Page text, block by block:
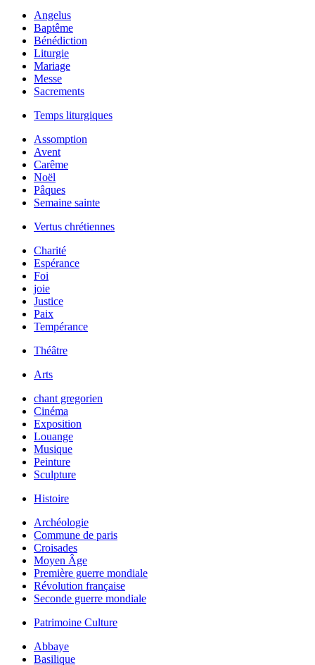
Angelus
Baptême
Bénédiction
Liturgie
Mariage
Messe
Sacrements
Temps liturgiques
Assomption
Avent
Carême
Noël
Pâques
Semaine sainte
Vertus chrétiennes
Charité
Espérance
Foi
joie
Justice
Paix
Tempérance
Théâtre
Arts
chant gregorien
Cinéma
Exposition
Louange
Musique
Peinture
Sculpture
Histoire
Archéologie
Commune de paris
Croisades
Moyen Âge
Première guerre mondiale
Révolution française
Seconde guerre mondiale
Patrimoine Culture
Abbaye
Basilique